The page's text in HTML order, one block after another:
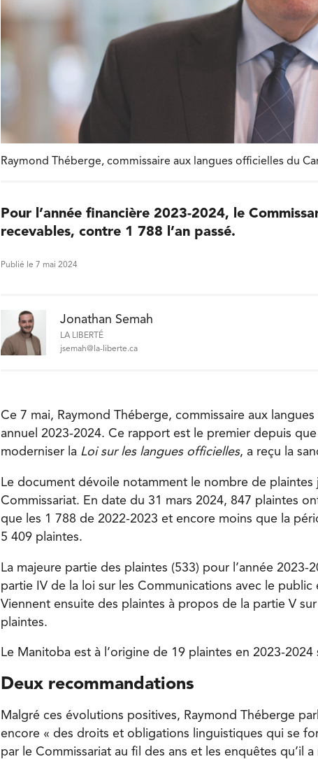
Raymond Théberge, commissaire aux langues officielles du
Pour l’année financière 2023-2024, le
recevables, contre 1 788 l’an passé.
Publié le 7 mai 2024
Jonathan Semah
LA LIBERTÉ
jsemah@la-liberte.ca
Ce 7 mai, Raymond Théberge, commissaire aux
annuel 2023-2024. Ce rapport est le premier depuis
moderniser la Loi sur les langues officielles, a reçu la
Le document dévoile notamment le nombre de plaintes
Commissariat. En date du 31 mars 2024, 847 plaintes
que les 1 788 de 2022-2023 et encore moins que la
5 409 plaintes.
La majeure partie des plaintes (533) pour l’année 2023-
partie IV de la loi sur les Communications avec le public
Viennent ensuite des plaintes à propos de la partie V
plaintes.
Le Manitoba est à l’origine de 19 plaintes en 2023-
Deux recommandations
Malgré ces évolutions positives, Raymond Théberge
encore « des droits et obligations linguistiques qui se
par le Commissariat au fil des ans et les enquêtes qu’il